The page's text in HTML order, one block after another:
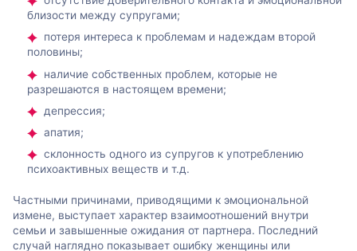
близости между супругами;
потеря интереса к проблемам и надеждам второй
половины;
наличие собственных проблем, которые не
разрешаются в настоящем времени;
депрессия;
апатия;
склонность одного из супругов к употреблению
психоактивных веществ и т.д.
Частными причинами, приводящими к эмоциональной
измене, выступает характер взаимоотношений внутри
семьи и завышенные ожидания от партнера. Последний
случай наглядно показывает ошибку женщины или